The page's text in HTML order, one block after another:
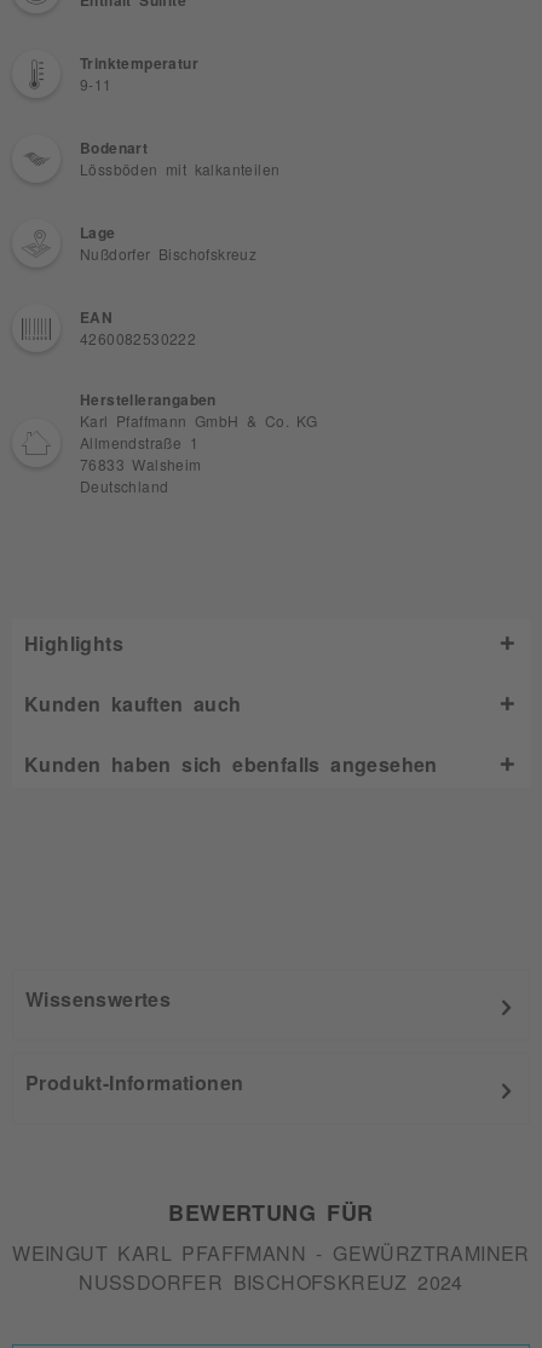
Trinktemperatur
9-11
Bodenart
Lössböden mit kalkanteilen
Lage
Nußdorfer Bischofskreuz
EAN
4260082530222
Herstellerangaben
Karl Pfaffmann GmbH & Co. KG
Allmendstraße 1
76833 Walsheim
Deutschland
Highlights
Kunden kauften auch
Kunden haben sich ebenfalls angesehen
Wissenswertes
Produkt-Informationen
BEWERTUNG FÜR
WEINGUT KARL PFAFFMANN - GEWÜRZTRAMINER
NUSSDORFER BISCHOFSKREUZ 2024